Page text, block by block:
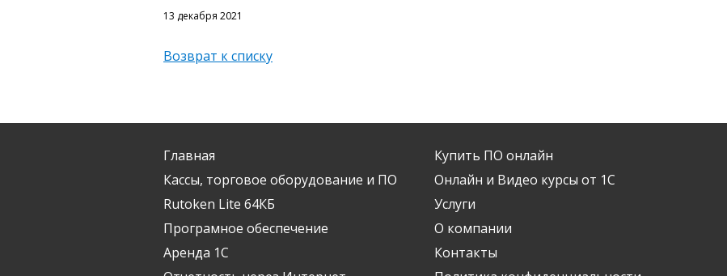
13 декабря 2021
Возврат к списку
Главная
Кассы, торговое оборудование и ПО
Rutoken Lite 64КБ
Програмное обеспечение
Аренда 1С
Купить ПО онлайн
Онлайн и Видео курсы от 1С
Услуги
О компании
Контакты